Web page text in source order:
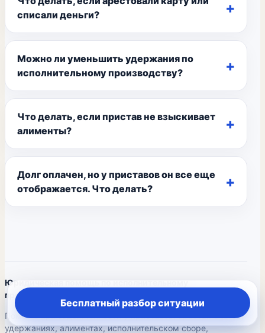
списали деньги?
Можно ли уменьшить удержания по
исполнительному производству?
Что делать, если пристав не взыскивает
алименты?
Долг оплачен, но у приставов он все еще
отображается. Что делать?
Юридическая помощь по исполнительному
производству
Помощь при задолженности у приставов, арестах счетов,
удержаниях, алиментах, исполнительском сборе,
Бесплатный разбор ситуации